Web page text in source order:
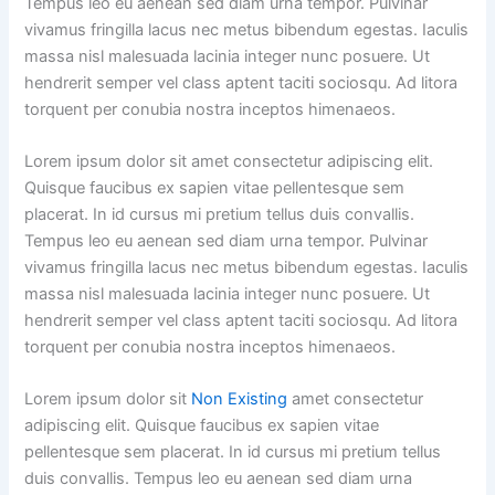
vivamus fringilla lacus nec metus bibendum egestas. Iaculis
massa nisl malesuada lacinia integer nunc posuere. Ut
hendrerit semper vel class aptent taciti sociosqu. Ad litora
torquent per conubia nostra inceptos himenaeos.
Lorem ipsum dolor sit amet consectetur adipiscing elit.
Quisque faucibus ex sapien vitae pellentesque sem
placerat. In id cursus mi pretium tellus duis convallis.
Tempus leo eu aenean sed diam urna tempor. Pulvinar
vivamus fringilla lacus nec metus bibendum egestas. Iaculis
massa nisl malesuada lacinia integer nunc posuere. Ut
hendrerit semper vel class aptent taciti sociosqu. Ad litora
torquent per conubia nostra inceptos himenaeos.
Lorem ipsum dolor sit Non Existing amet consectetur
adipiscing elit. Quisque faucibus ex sapien vitae
pellentesque sem placerat. In id cursus mi pretium tellus
duis convallis. Tempus leo eu aenean sed diam urna